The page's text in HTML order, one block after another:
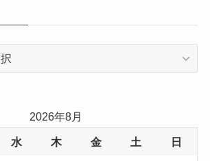
2026年8月
水 木 金 土 日